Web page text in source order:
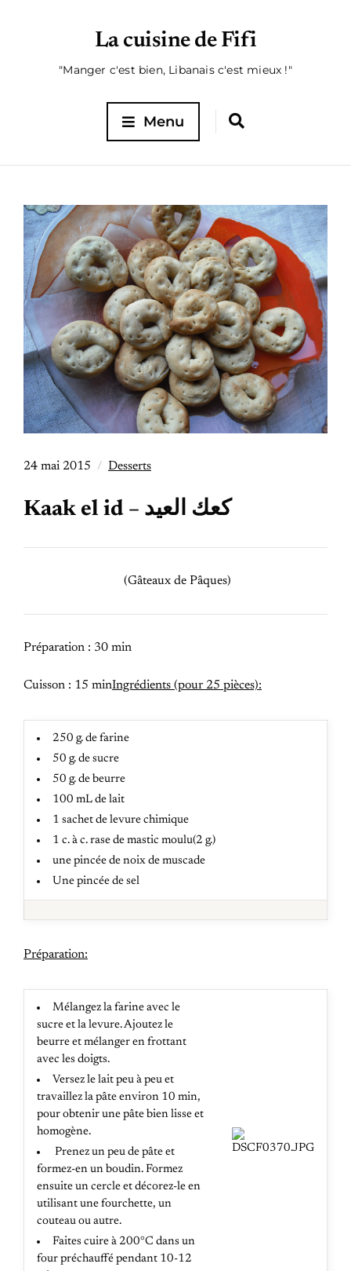
La cuisine de Fifi
"Manger c'est bien, Libanais c'est mieux !"
Menu
24 mai 2015 Desserts
Kaak el id – كعك العيد
(Gâteaux de Pâques)
Préparation : 30 min
Cuisson : 15 minIngrédients (pour 25 pièces):
250 g. de farine
50 g. de sucre
50 g. de beurre
100 mL de lait
1 sachet de levure chimique
1 c. à c. rase de mastic moulu(2 g.)
une pincée de noix de muscade
Une pincée de sel
Préparation:
Mélangez la farine avec le
sucre et la levure. Ajoutez le
beurre et mélanger en frottant
avec les doigts.
Versez le lait peu à peu et
travaillez la pâte environ 10 min,
pour obtenir une pâte bien lisse et
homogène.
Prenez un peu de pâte et
formez-en un boudin. Formez
ensuite un cercle et décorez-le en
utilisant une fourchette, un
couteau ou autre.
Faites cuire à 200°C dans un
four préchauffé pendant 10-12